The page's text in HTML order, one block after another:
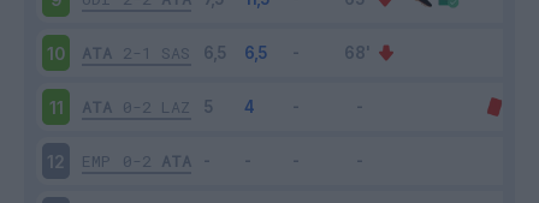
10 ATA 2-1 SAS
11 ATA 0-2 LAZ
12 EMP 0-2 ATA